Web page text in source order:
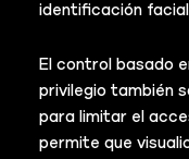
identificación
El control basado
privilegio también
para limitar el
permite que